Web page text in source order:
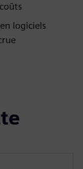
logiciels